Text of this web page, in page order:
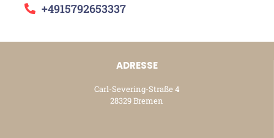
+4915792653337
ADRESSE
Carl-Severing-Straße 4
28329 Bremen